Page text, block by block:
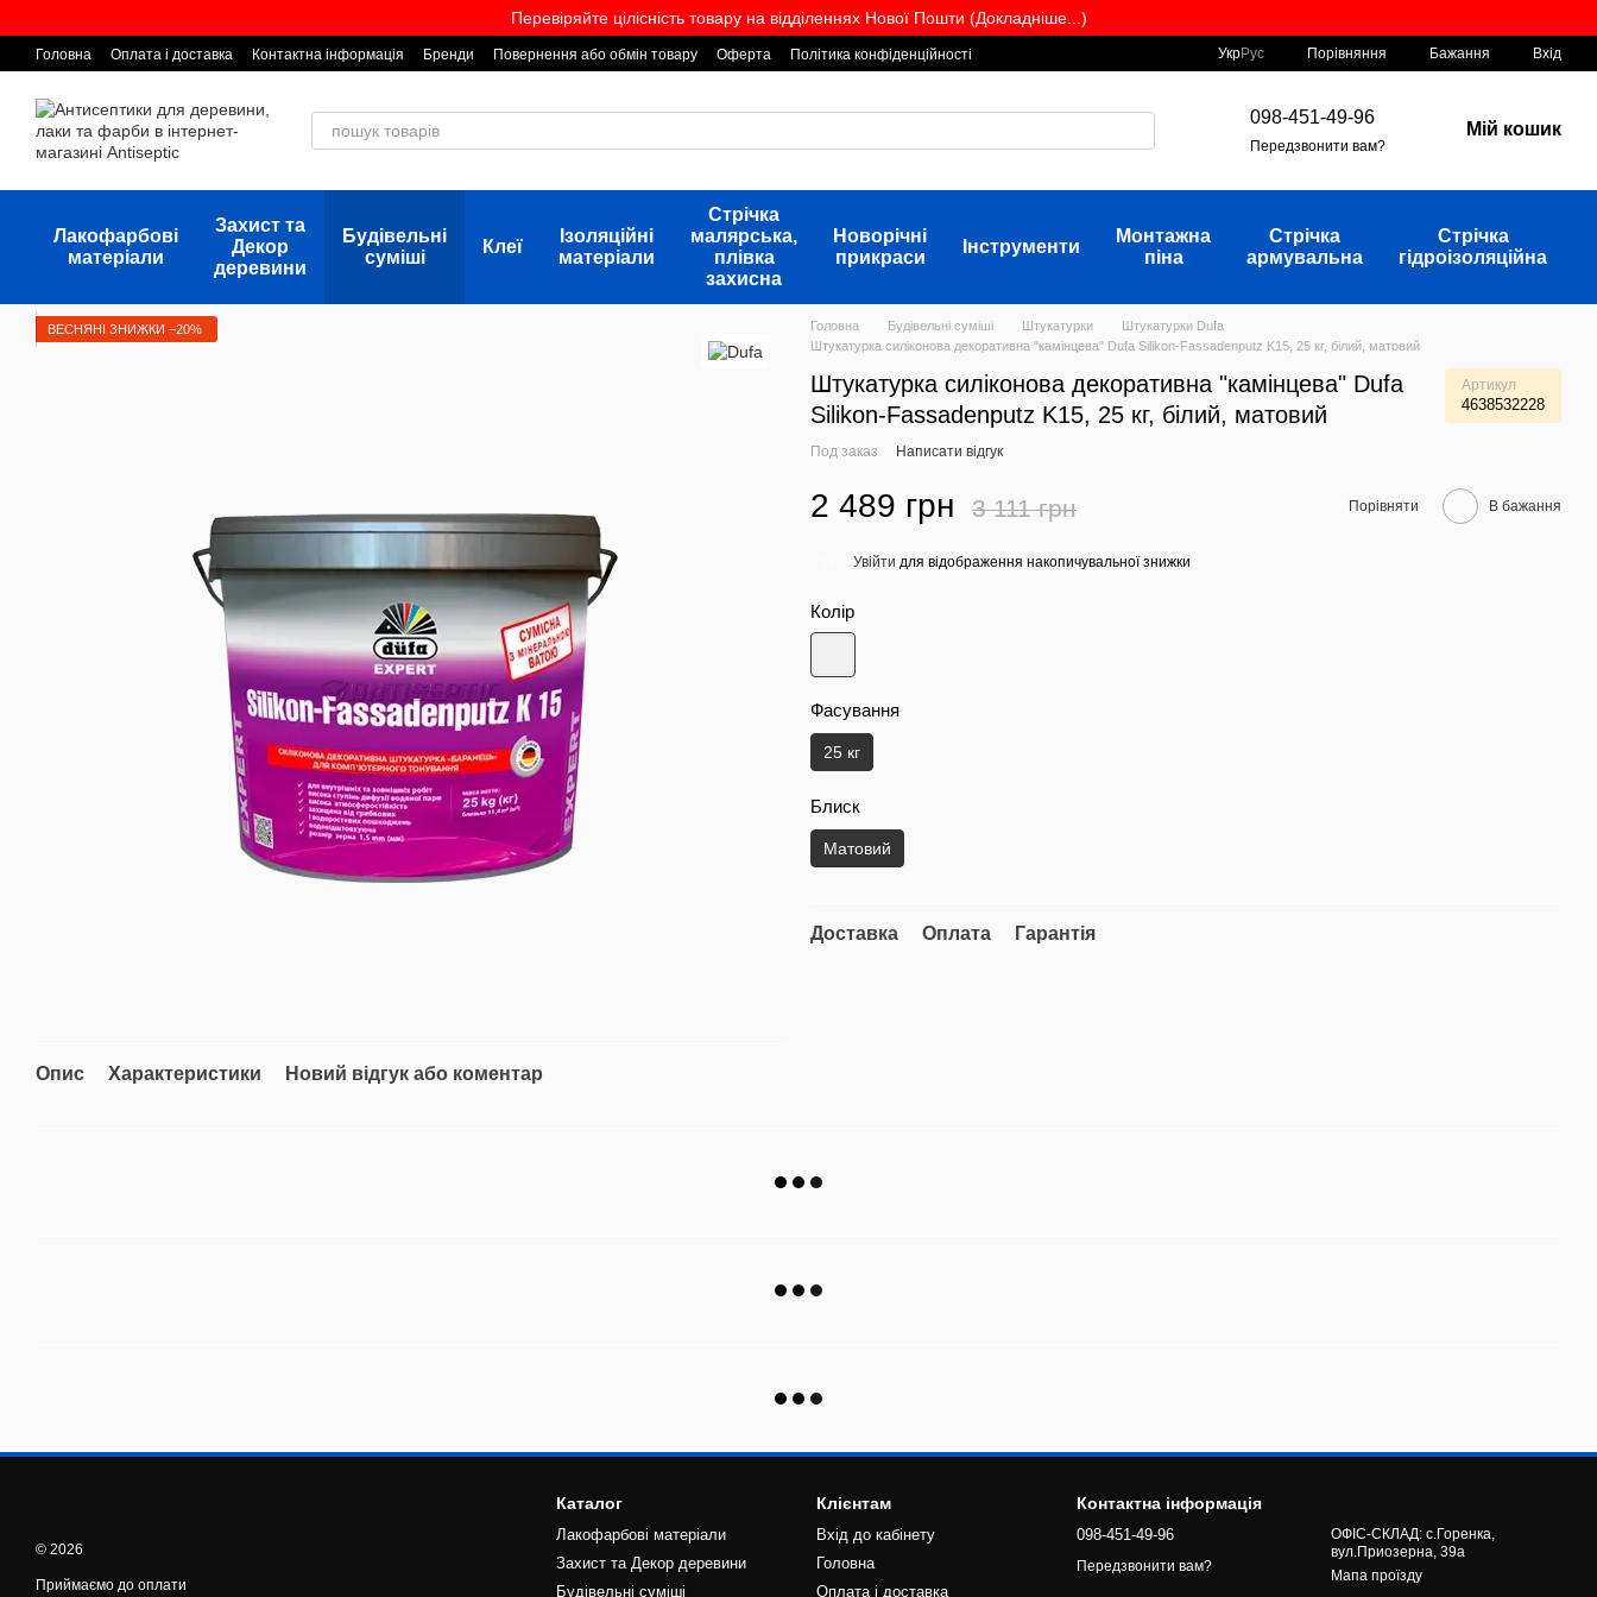
Перевіряйте цілісність товару на відділеннях Нової Пошти (Докладніше...)
Головна Оплата і доставка Контактна інформація Бренди Повернення або обмін товару Оферта Політика конфіденційності УкрРус Порівняння Бажання Вхід
098-451-49-96
Передзвонити вам?
Мій кошик
Лакофарбові
матеріали
Захист та
Декор
деревини
Будівельні
суміші
Клеї
Ізоляційні
матеріали
Стрічка
малярська,
плівка
захисна
Новорічні
прикраси
Інструменти
Монтажна
піна
Стрічка
армувальна
Стрічка
гідроізоляційна
ВЕСНЯНІ ЗНИЖКИ −20%
Опис Характеристики Новий відгук або коментар
Головна Будівельні суміші Штукатурки
Штукатурки Dufa
Штукатурка силіконова декоративна "камінцева" Dufa Silikon-Fassadenputz K15, 25 кг, білий, матовий
Штукатурка силіконова декоративна "камінцева" Dufa
Silikon-Fassadenputz K15, 25 кг, білий, матовий
Артикул
4638532228
Под заказ Написати відгук
2 489 грн 3 111 грн Порівняти В бажання
Увійти для відображення накопичувальної знижки
Колір
Фасування
25 кг
Блиск
Матовий
Доставка Оплата Гарантія
© 2026
Приймаємо до оплати
Каталог
Лакофарбові матеріали
Захист та Декор деревини
Будівельні суміші
Клієнтам
Вхід до кабінету
Головна
Оплата і доставка
Контактна інформація
098-451-49-96
Передзвонити вам?
ОФІС-СКЛАД: с.Горенка,
вул.Приозерна, 39а
Мапа проїзду